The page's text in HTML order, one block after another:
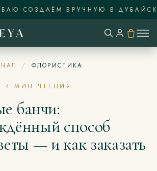
·СОЗДАЁМ ВРУЧНУЮ В
/ ФЛОРИСТИКА
4 МИН ЧТЕНИЯ
банчи:
способ
— и как заказать